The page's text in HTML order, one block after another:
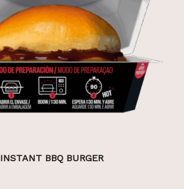
INSTANT BBQ BURGER